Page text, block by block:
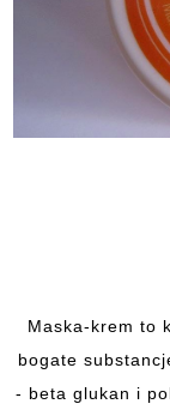
Maska-krem to
bogate
- beta glukan i